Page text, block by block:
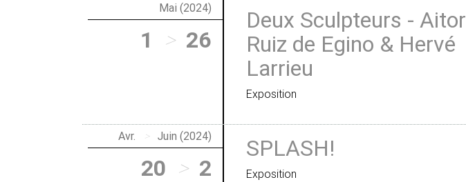
Mai (2024)
1 > 26
Deux Sculpteurs - Aitor
Ruiz de Egino & Hervé
Larrieu
Exposition
Avr. > Juin (2024)
20 > 2
SPLASH!
Exposition